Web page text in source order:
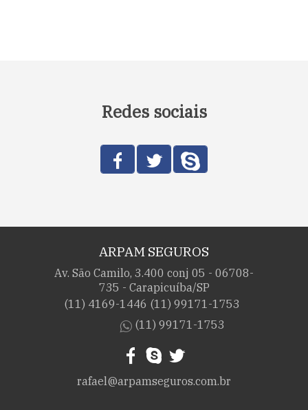
Redes sociais
ARPAM SEGUROS
Av. São Camilo, 3.400 conj 05 - 06708-
735 - Carapicuíba/SP
(11) 4169-1446 (11) 99171-1753
(11) 99171-1753
rafael@arpamseguros.com.br